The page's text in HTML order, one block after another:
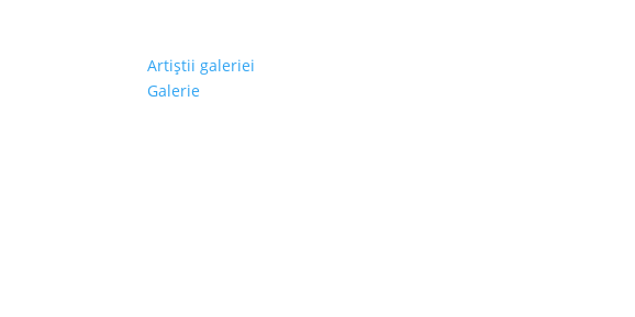
Artiştii galeriei
Galerie